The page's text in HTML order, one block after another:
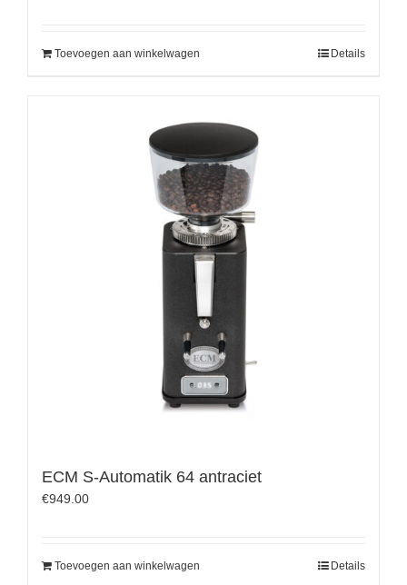
Toevoegen aan winkelwagen Details
ECM S-Automatik 64 antraciet
€949.00
Toevoegen aan winkelwagen Details